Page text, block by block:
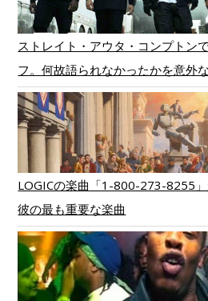
ストレイト・アウタ・コンプトン
フ。何故語られなかったかを意外
LOGICの楽曲「1-800-273-8255」
彼の最も重要な楽曲